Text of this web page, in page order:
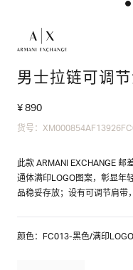
男士拉链可调
¥ 890
货号：
此款 ARMANI EXCHANGE 邮
通体满印LOGO图案，彰显年
品稳妥存放；设有可调节肩带
颜色：FC013-黑色/满印LOGO